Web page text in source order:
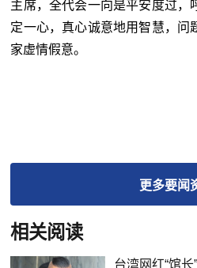
主席，全代会一向是平安度过，
定一心，真心诚意地用智慧，问
家虚情假意。
更多要闻
相关阅读
台湾网红“馆